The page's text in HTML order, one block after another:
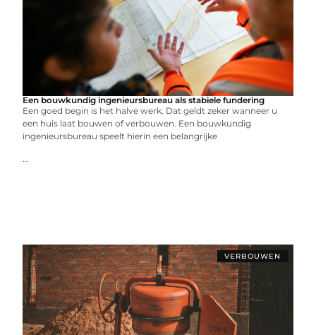
Een bouwkundig ingenieursbureau als stabiele fundering
Een goed begin is het halve werk. Dat geldt zeker wanneer u
een huis laat bouwen of verbouwen. Een bouwkundig
ingenieursbureau speelt hierin een belangrijke
...
VERBOUWEN